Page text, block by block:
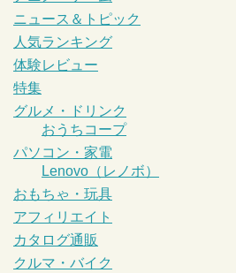
ニュース＆トピック
人気ランキング
体験レビュー
特集
グルメ・ドリンク
おうちコープ
パソコン・家電
Lenovo（レノボ）
おもちゃ・玩具
アフィリエイト
カタログ通販
クルマ・バイク